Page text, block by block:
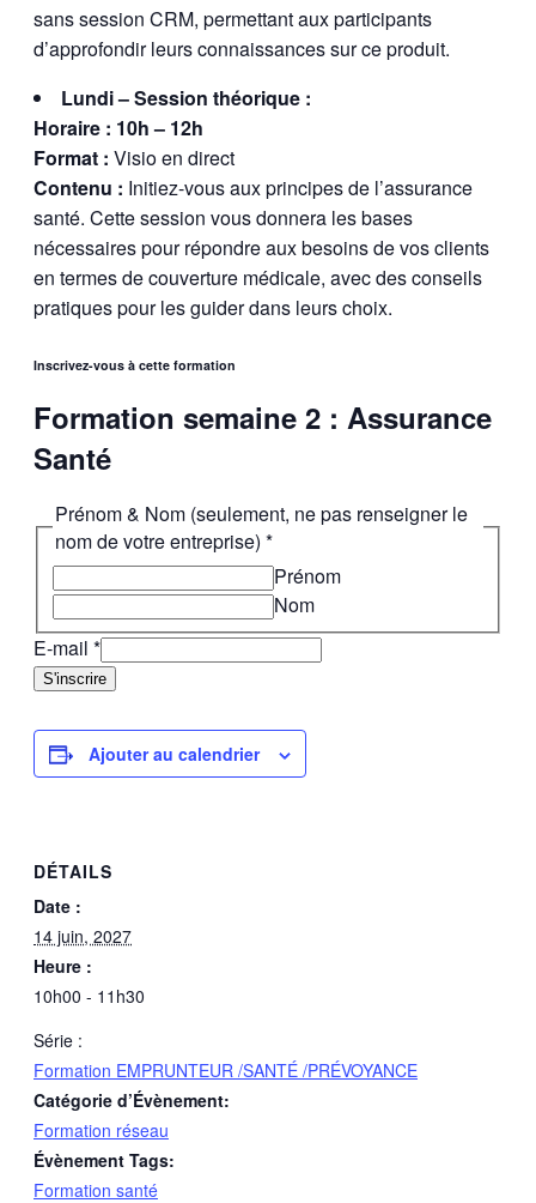
sans session CRM, permettant aux participants
d’approfondir leurs connaissances sur ce produit.
Lundi – Session théorique :
Horaire : 10h – 12h
Format : Visio en direct
Contenu : Initiez-vous aux principes de l’assurance
santé. Cette session vous donnera les bases
nécessaires pour répondre aux besoins de vos clients
en termes de couverture médicale, avec des conseils
pratiques pour les guider dans leurs choix.
Inscrivez-vous à cette formation
Formation semaine 2 : Assurance
Santé
Prénom & Nom (seulement, ne pas renseigner le
nom de votre entreprise) *
Prénom
Nom
E-mail *
S'inscrire
Ajouter au calendrier
DÉTAILS
Date :
14 juin, 2027
Heure :
10h00 - 11h30
Série :
Formation EMPRUNTEUR /SANTÉ /PRÉVOYANCE
Catégorie d’Évènement:
Formation réseau
Évènement Tags:
Formation santé